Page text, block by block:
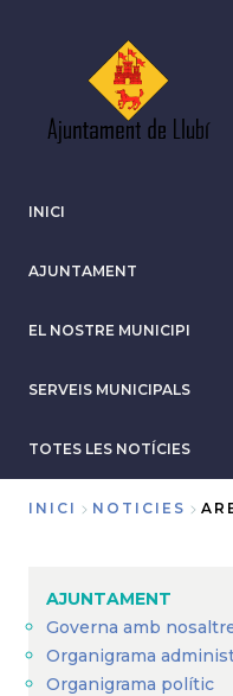
INICI
AJUNTAMENT
EL NOSTRE MUNICIPI
SERVEIS MUNICIPALS
TOTES LES NOTÍCIES
d'Ariadna
INICI NOTICIES
AJUNTAMENT
Governa amb
Organigrama
Organigrama polític